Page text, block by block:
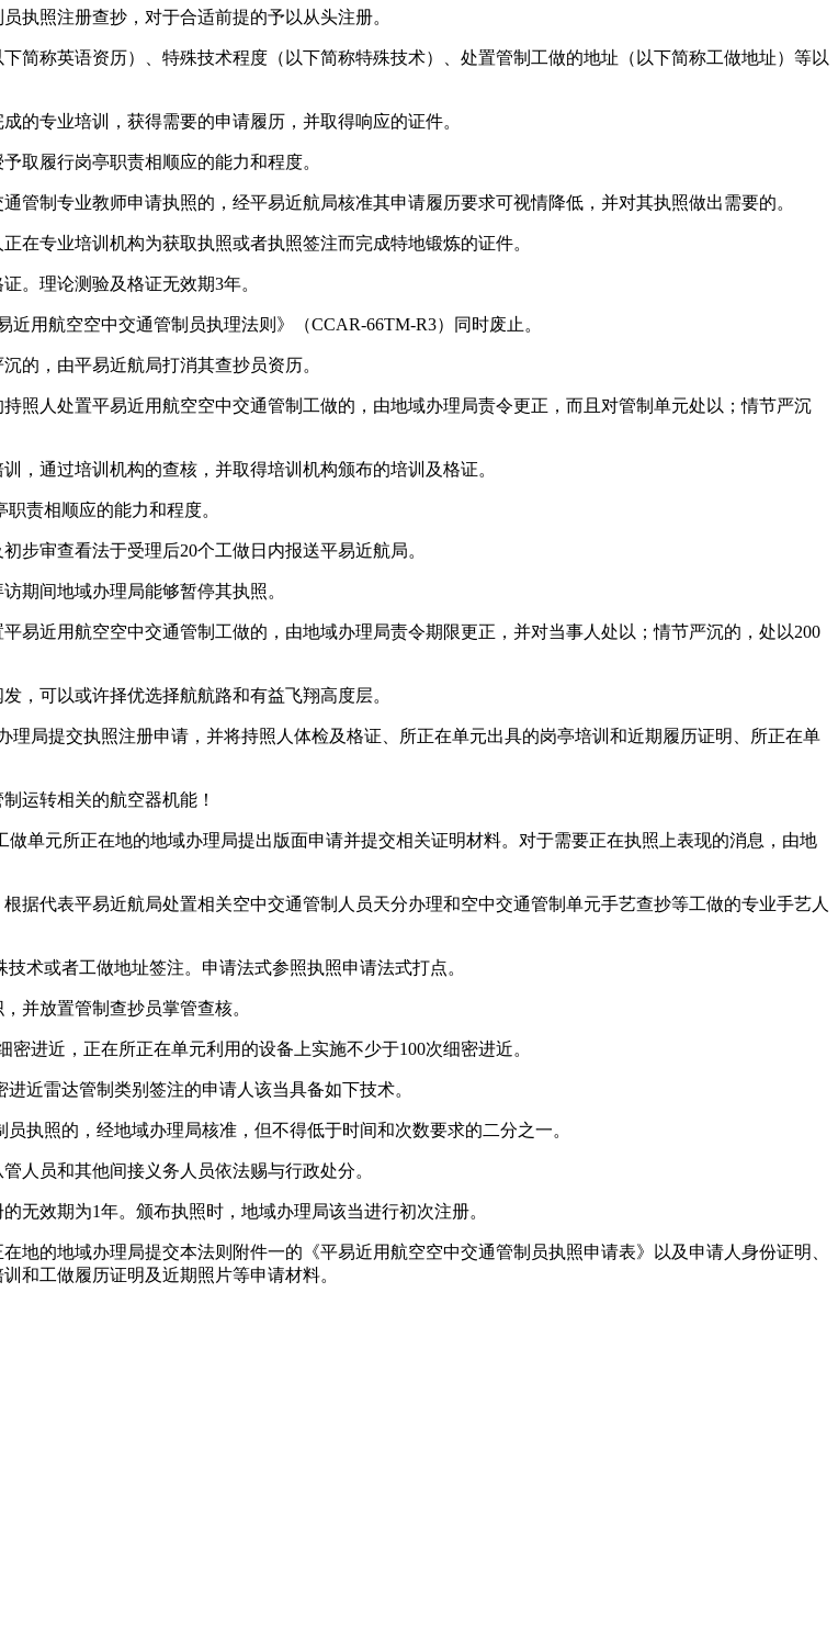
照注册查抄，对于合适前提的予以从头注册。
称英语资历）、特殊技术程度（以下简称特殊技术）、处置管制工做的地址（以下简称工做地址）等以
专业培训，获得需要的申请履历，并取得响应的证件。
履行岗亭职责相顺应的能力和程度。
制专业教师申请执照的，经平易近航局核准其申请履历要求可视情降低，并对其执照做出需要的。
专业培训机构为获取执照或者执照签注而完成特地锻炼的证件。
理论测验及格证无效期3年。
用航空空中交通管制员执理法则》（CCAR-66TM-R3）同时废止。
，由平易近航局打消其查抄员资历。
人处置平易近用航空空中交通管制工做的，由地域办理局责令更正，而且对管制单元处以；情节严沉
通过培训机构的查核，并取得培训机构颁布的培训及格证。
责相顺应的能力和程度。
审查看法于受理后20个工做日内报送平易近航局。
间地域办理局能够暂停其执照。
近用航空空中交通管制工做的，由地域办理局责令期限更正，并对当事人处以；情节严沉的，处以200
可以或许择优选择航航路和有益飞翔高度层。
提交执照注册申请，并将持照人体检及格证、所正在单元出具的岗亭培训和近期履历证明、所正在单
运转相关的航空器机能！
元所正在地的地域办理局提出版面申请并提交相关证明材料。对于需要正在执照上表现的消息，由地
代表平易近航局处置相关空中交通管制人员天分办理和空中交通管制单元手艺查抄等工做的专业手艺人
或者工做地址签注。申请法式参照执照申请法式打点。
放置管制查抄员掌管查核。
近，正在所正在单元利用的设备上实施不少于100次细密进近。
雷达管制类别签注的申请人该当具备如下技术。
照的，经地域办理局核准，但不得低于时间和次数要求的二分之一。
员和其他间接义务人员依法赐与行政处分。
效期为1年。颁布执照时，地域办理局该当进行初次注册。
的地域办理局提交本法则附件一的《平易近用航空空中交通管制员执照申请表》以及申请人身份证明、
和工做履历证明及近期照片等申请材料。